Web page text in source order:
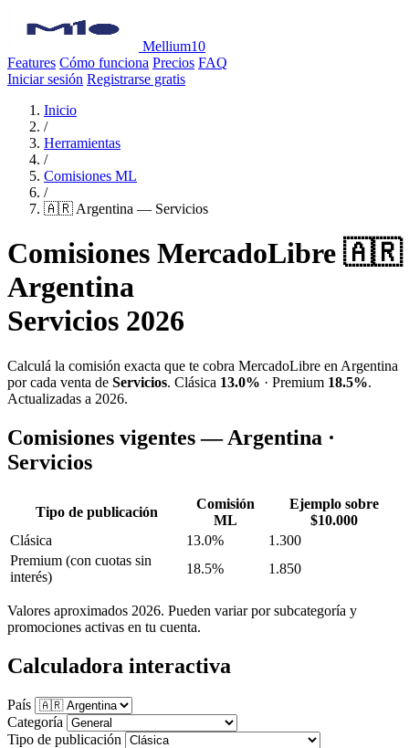
Mellium10
Features Cómo funciona Precios FAQ
Iniciar sesión Registrarse gratis
Inicio
/
Herramientas
/
Comisiones ML
/
🇦🇷 Argentina — Servicios
Comisiones MercadoLibre 🇦🇷
Argentina
Servicios 2026
Calculá la comisión exacta que te cobra MercadoLibre en Argentina
por cada venta de Servicios. Clásica 13.0% · Premium 18.5%.
Actualizadas a 2026.
Comisiones vigentes — Argentina ·
Servicios
Tipo de publicación
Comisión
ML
Ejemplo sobre
$10.000
Clásica
13.0%
1.300
Premium (con cuotas sin
interés)
18.5% 1.850
Valores aproximados 2026. Pueden variar por subcategoría y
promociones activas en tu cuenta.
Calculadora interactiva
País
Categoría
Tipo de publicación